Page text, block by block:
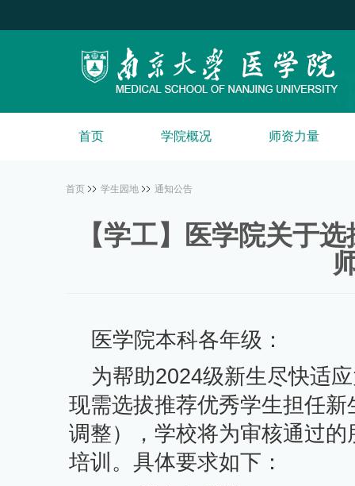
首页 学院概况 师资力量
首页 学生园地 通知公告
【学工】医学院关于
医学院本科各年级：
为帮助2024级新生尽快适
现需选拔推荐优秀学生担任
调整），学校将为审核通过
培训。具体要求如下：